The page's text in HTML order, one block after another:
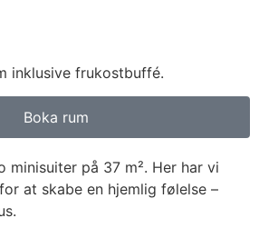
inklusive frukostbuffé.
Boka rum
minisuiter på 37 m². Her har vi
at skabe en hjemlig følelse –